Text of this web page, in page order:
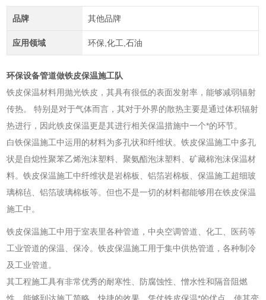
品牌 其他品牌
应用领域 环保,化工,石油
环保设备管道做铁皮保温施工队
铁皮保温材料用抛光铁皮，其具有很低的表面发射率，能够减弱辐射
传热。 特别是对于气体而言，其对于外界的散热主要是通过体积辐射
热进行，因此铁皮保温更是其进行相关保温措施中一个*的环节。
白铁保温施工中运用的材料为多孔状和纤维状。铁皮保温施工中多孔
状是自熄性聚苯乙烯泡沫塑料、聚氨酯泡沫塑料、矿藏棉泡沫保温材
料。铁皮保温施工中纤维状是岩棉板、铝箔岩棉板、保温施工超细玻
璃棉毡、铝箔玻璃棉板等。但也不是一切的材料都能够用在铁皮保温
施工中。
铁皮保温施工中用于室表里各种管道，中央空调管道、化工、医药等
工业管道的保温、保冷。铁皮保温施工用于集中供热管道，各种制冷
及工业管道。
其工程施工具有非常优秀的耐寒性、防腐蚀性、憎水性和隔音阻燃